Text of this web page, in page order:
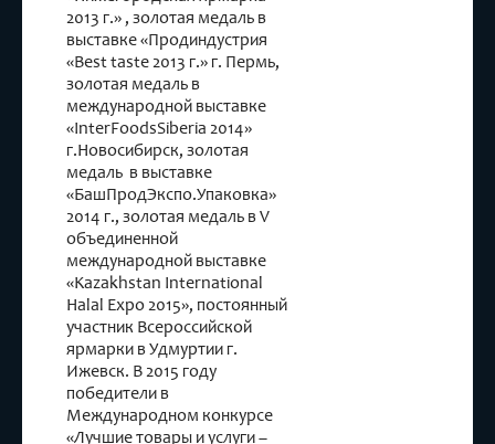
2013 г.» , золотая медаль в
выставке «Продиндустрия
«Best taste 2013 г.» г. Пермь,
золотая медаль в
международной выставке
«InterFoodsSiberia 2014»
г.Новосибирск, золотая
медаль в выставке
«БашПродЭкспо.Упаковка»
2014 г., золотая медаль в V
объединенной
международной выставке
«Kazakhstan International
Halal Expo 2015», постоянный
участник Всероссийской
ярмарки в Удмуртии г.
Ижевск. В 2015 году
победители в
Международном конкурсе
«Лучшие товары и услуги –